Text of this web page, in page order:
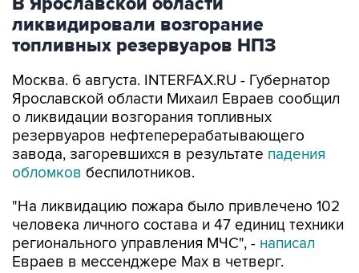
ликвидировали возгорание
топливных резервуаров НПЗ
Москва. 6 августа. INTERFAX.RU - Губернатор
Ярославской области Михаил Евраев сообщил
о ликвидации возгорания топливных
резервуаров нефтеперерабатывающего
завода, загоревшихся в результате падения
обломков беспилотников.
"На ликвидацию пожара было привлечено 102
человека личного состава и 47 единиц техники
регионального управления МЧС", - написал
Евраев в мессенджере Мах в четверг.